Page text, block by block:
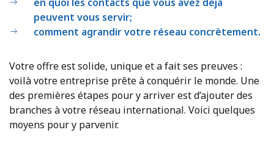
en quoi les contacts que vous avez déjà
peuvent vous servir;
comment agrandir votre réseau concrètement.
Votre offre est solide, unique et a fait ses preuves :
voilà votre entreprise prête à conquérir le monde. Une
des premières étapes pour y arriver est d’ajouter des
branches à votre réseau international. Voici quelques
moyens pour y parvenir.